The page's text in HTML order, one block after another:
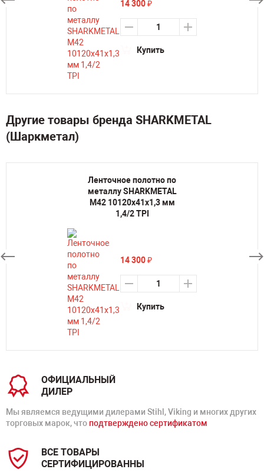
14 300₽
Купить
Другие товары бренда SHARKMETAL
(Шаркметал)
Ленточное полотно по
металлу SHARKMETAL
M42 10120х41х1,3 мм
1,4/2 TPI
14 300₽
Купить
ОФИЦИАЛЬНЫЙ
ДИЛЕР
Мы являемся ведущими дилерами Stihl, Viking и многих других
торговых марок, что подтверждено сертификатом
ВСЕ ТОВАРЫ
СЕРТИФИЦИРОВАННЫ